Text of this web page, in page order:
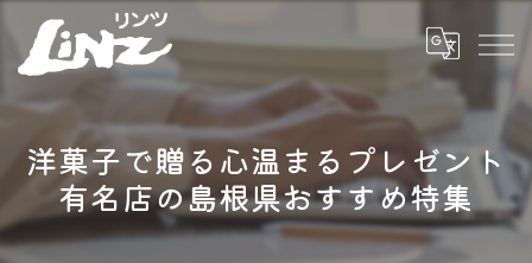
洋菓子で贈る心温まるプレゼント
有名店の島根県おすすめ特集